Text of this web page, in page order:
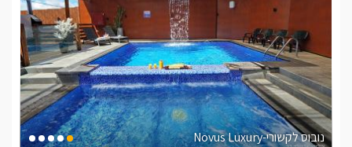
נובוס לקשורי-Novus Luxury